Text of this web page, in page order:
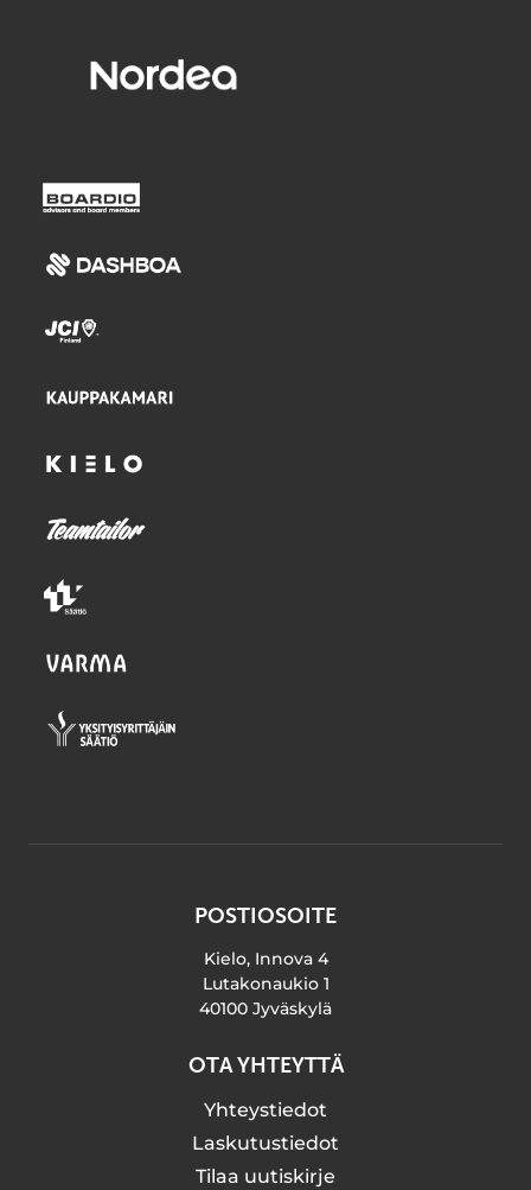
POSTIOSOITE
Kielo, Innova 4
Lutakonaukio 1
40100 Jyväskylä
OTA YHTEYTTÄ
Yhteystiedot
Laskutustiedot
Tilaa uutiskirje